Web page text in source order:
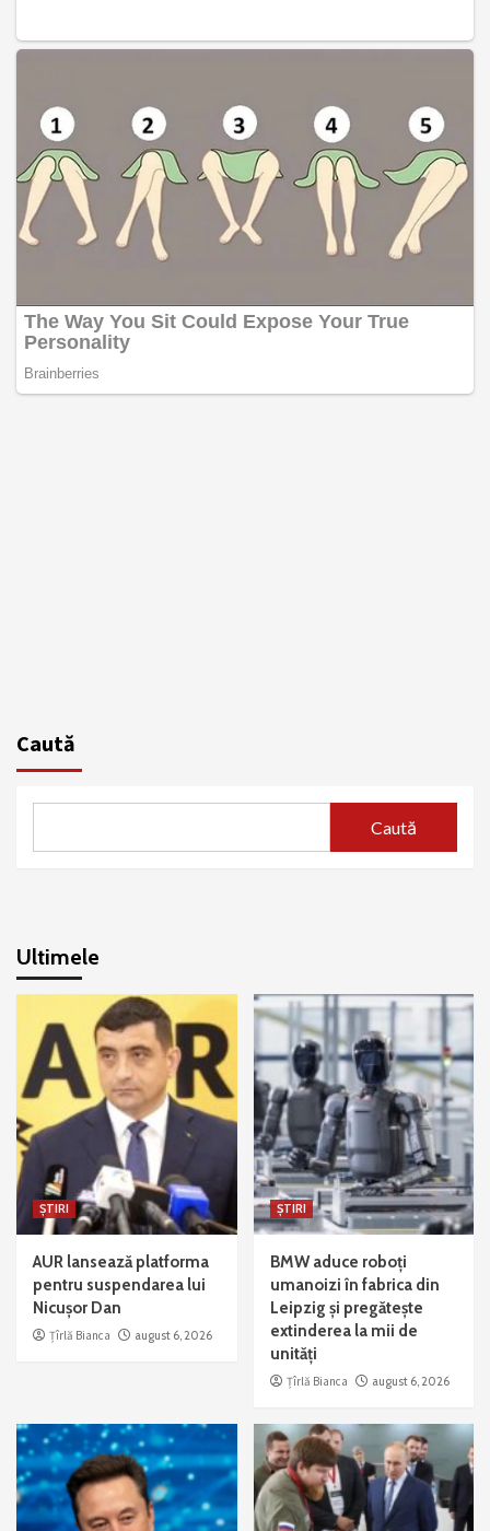
Caută
Caută
Ultimele
ȘTIRI
AUR lansează platforma
pentru suspendarea lui
Nicușor Dan
Țîrlă Bianca august 6, 2026
ȘTIRI
BMW aduce roboți
umanoizi în fabrica din
Leipzig și pregătește
extinderea la mii de
unități
Țîrlă Bianca august 6, 2026